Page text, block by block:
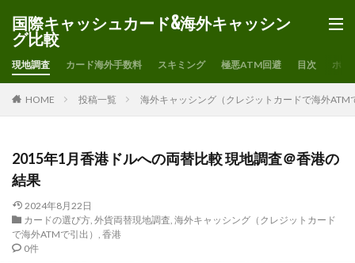
国際キャッシュカード&海外キャッシン
グ比較
現地調査 カード海外手数料 スキミング 極悪ATM回避 目次 ホー
HOME 投稿一覧 海外キャッシング（クレジットカードで海外ATM
2015年1月香港ドルへの両替比較 現地調査＠香港の
結果
2024年8月22日
カードの選び方, 外貨両替現地調査, 海外キャッシング（クレジットカード
で海外ATMで引出） , 香港
0件